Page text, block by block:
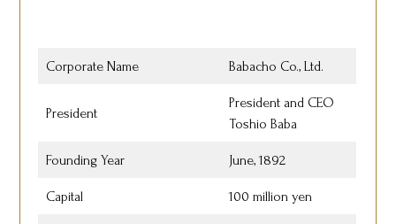
Corporate Name Babacho Co., Ltd.
President
President and CEO
Toshio Baba
Founding Year June, 1892
Capital 100 million yen